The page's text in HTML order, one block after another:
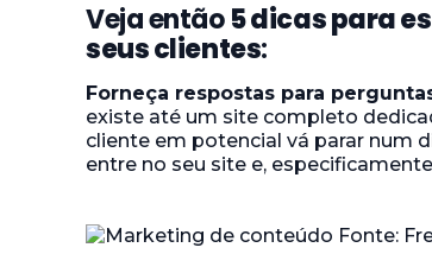
Veja então5 dicas para
seus clientes:
Forneça respostas para
existe até um site completo
cliente em potencial vá parar num
entre no seu site e,